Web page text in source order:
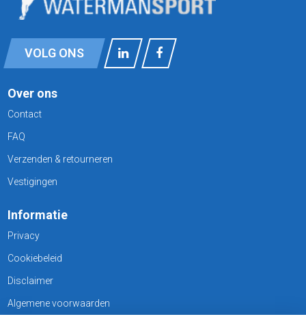
VOLG ONS
Over ons
Contact
FAQ
Verzenden & retourneren
Vestigingen
Informatie
Privacy
Cookiebeleid
Disclaimer
Algemene voorwaarden